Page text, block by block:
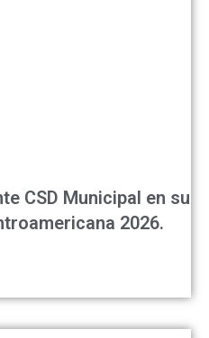
CSD Municipal en su
2026.